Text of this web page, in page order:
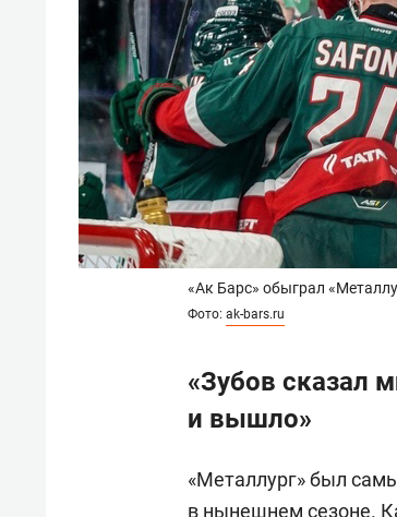
«Ак Барс» обыграл
Фото: ak-bars.ru
«Зубов сказал
и вышло»
«Металлург» был
в нынешнем сезоне.